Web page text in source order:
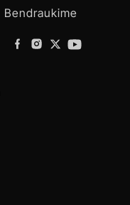
Bendraukime